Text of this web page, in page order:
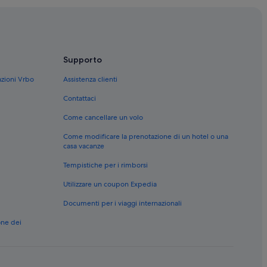
vicinanze
Ribezzo: hotel nelle vicinanze
Vrbo
dei
Supporto
Assistenza clienti
Contattaci
Come cancellare un volo
Come modificare la prenotazione di un hotel o una
casa vacanze
Tempistiche per i rimborsi
Utilizzare un coupon Expedia
Documenti per i viaggi internazionali